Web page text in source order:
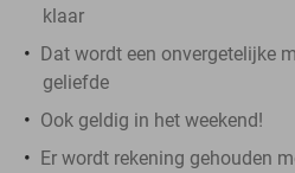
klaar
Dat wordt een onvergetelijke
geliefde
Ook geldig in het weekend!
Er wordt rekening gehouden